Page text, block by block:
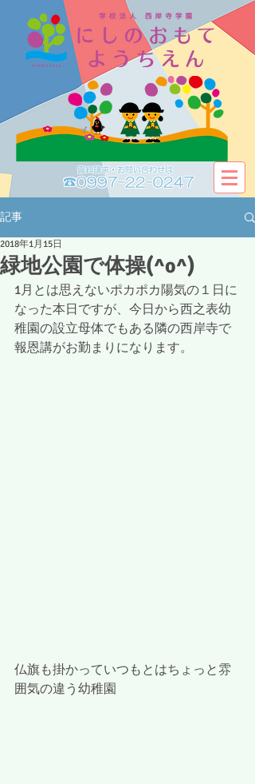
資料請求・お問い合わせは​​
☎0997-22-0247
記事
緑地公園で体操(^o^)
2018年1月15日
1月とは思えないポカポカ陽気の１日に
なった本日ですが、今日から西之表幼
稚園の設立母体でもある隣の西岸寺で
報恩講がお勤まりになります。
仏旗も掛かっていつもとはちょっと雰
囲気の違う幼稚園